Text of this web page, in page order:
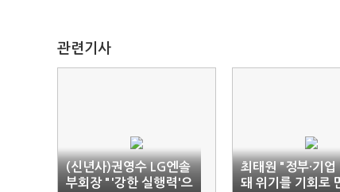
관련기사
(신년사)권영수 LG엔솔
부회장 "'강한 실행력'으
최태원 "정부·기업
돼 위기를 기회로